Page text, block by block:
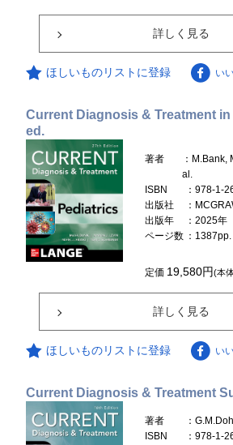
詳しく見る
ほしいものリストに登録 い
Current Diagnosis & Treatment
ed.
著者
：M.Bank,
al.
ISBN
：978-1-
出版社
：
出版年
：2025年
ページ数 ：1387pp.
定価 19,580円(本
詳しく見る
ほしいものリストに登録 い
Current Diagnosis & Treatment
著者
：
ISBN
：978-1-